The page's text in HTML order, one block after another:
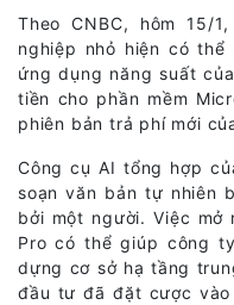
Theo CNBC, hôm 15/
nghiệp nhỏ hiện có
ứng dụng năng suất
tiền cho phần mềm
phiên bản trả phí mới
Công cụ AI tổng hợp
soạn văn bản tự nhiên
bởi một người. Việc
Pro có thể giúp công
dựng cơ sở hạ tầng
đầu tư đã đặt cược